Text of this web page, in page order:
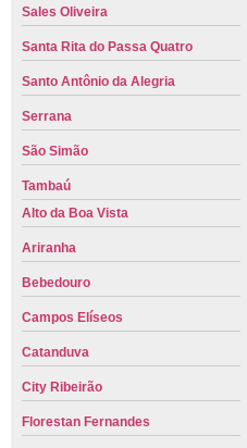
Sales Oliveira
Santa Rita do Passa Quatro
Santo Antônio da Alegria
Serrana
São Simão
Tambaú
Alto da Boa Vista
Ariranha
Bebedouro
Campos Elíseos
Catanduva
City Ribeirão
Florestan Fernandes